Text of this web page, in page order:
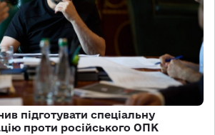
підготувати спеціальну
проти російського ОПК